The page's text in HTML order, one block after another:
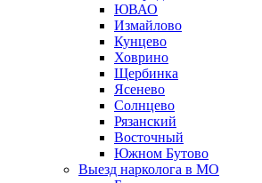
ЮВАО
Измайлово
Кунцево
Ховрино
Щербинка
Ясенево
Солнцево
Рязанский
Восточный
Южном Бутово
Выезд нарколога в МО